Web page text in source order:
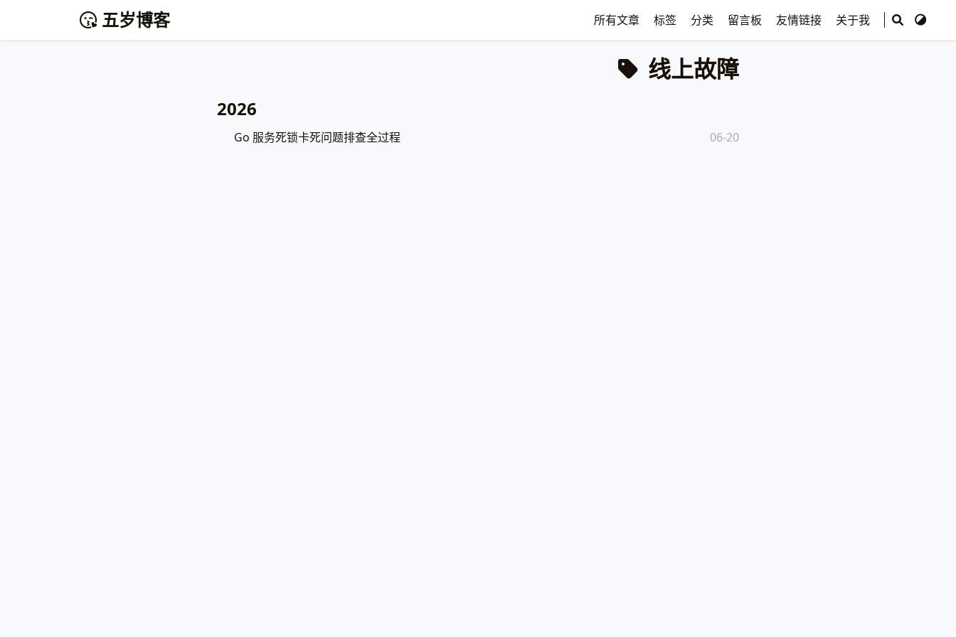
五岁博客 所有文章 标签 分类 留言板 友情链接 关于我
线上故障
2026
Go 服务死锁卡死问题排查全过程 06-20